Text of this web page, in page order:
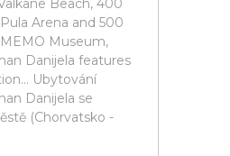
Beach, 400
Arena and 500
Museum,
Danijela features
Ubytování
Danijela se
(Chorvatsko -